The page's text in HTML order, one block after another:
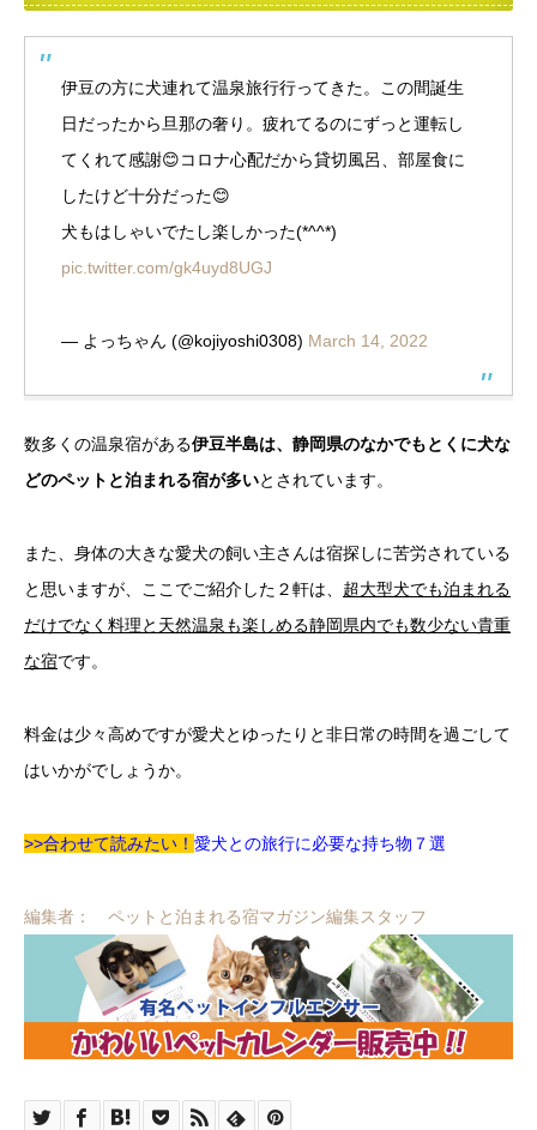
伊豆の方に犬連れて温泉旅行行ってきた。この間誕生
日だったから旦那の奢り。疲れてるのにずっと運転し
てくれて感謝😊コロナ心配だから貸切風呂、部屋食に
したけど十分だった😊
犬もはしゃいでたし楽しかった(*^^*)
pic.twitter.com/gk4uyd8UGJ
— よっちゃん (@kojiyoshi0308) March 14, 2022
数多くの温泉宿がある伊豆半島は、静岡県のなかでもとくに犬な
どのペットと泊まれる宿が多いとされています。
また、身体の大きな愛犬の飼い主さんは宿探しに苦労されている
と思いますが、ここでご紹介した２軒は、 超大型犬でも泊まれる
だけでなく料理と天然温泉も楽しめる静岡県内でも数少ない貴重
な宿です。
料金は少々高めですが愛犬とゆったりと非日常の時間を過ごして
はいかがでしょうか。
>>合わせて読みたい！ 愛犬との旅行に必要な持ち物７選
編集者： ペットと泊まれる宿マガジン編集スタッフ